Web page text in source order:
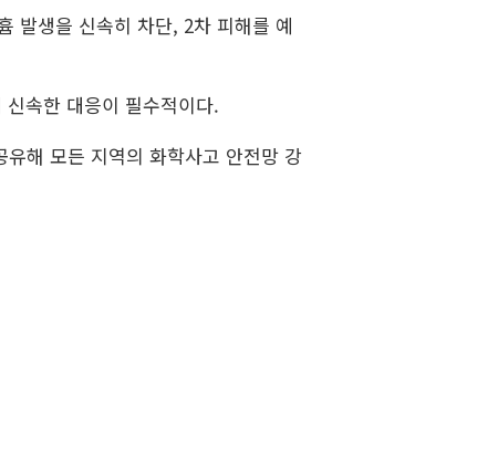
발생을 신속히 차단, 2차 피해를 예
속한 대응이 필수적이다.
해 모든 지역의 화학사고 안전망 강